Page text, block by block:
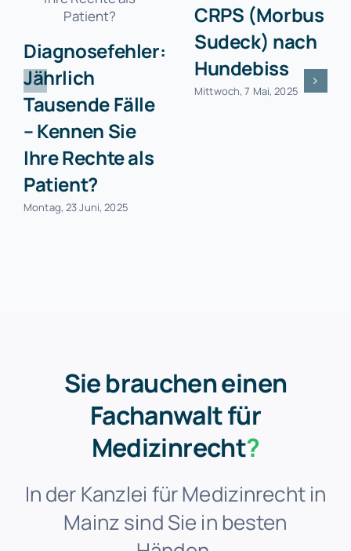
Diagnosefehler:
Jährlich
Tausende Fälle
– Kennen Sie
Ihre Rechte als
Patient?
Montag, 23 Juni, 2025
CRPS (Morbus
Sudeck) nach
Hundebiss
Mittwoch, 7 Mai, 2025
Sie brauchen einen
Fachanwalt für
Medizinrecht?
In der Kanzlei für Medizinrecht in
Mainz sind Sie in besten